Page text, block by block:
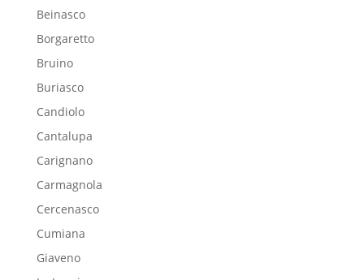
Beinasco
Borgaretto
Bruino
Buriasco
Candiolo
Cantalupa
Carignano
Carmagnola
Cercenasco
Cumiana
Giaveno